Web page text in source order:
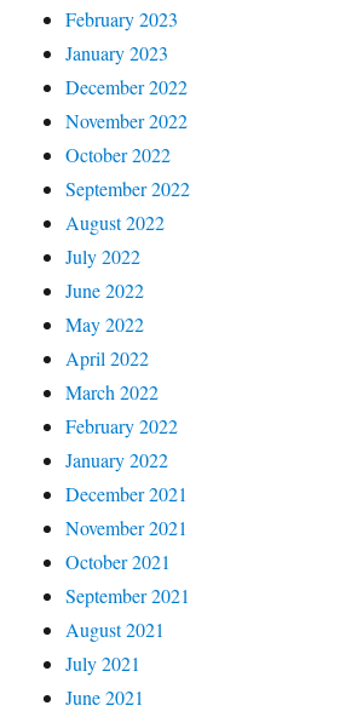
February 2023
January 2023
December 2022
November 2022
October 2022
September 2022
August 2022
July 2022
June 2022
May 2022
April 2022
March 2022
February 2022
January 2022
December 2021
November 2021
October 2021
September 2021
August 2021
July 2021
June 2021